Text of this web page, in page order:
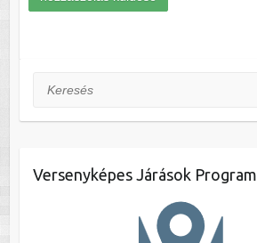
Keresés
Versenyképes Járások Program